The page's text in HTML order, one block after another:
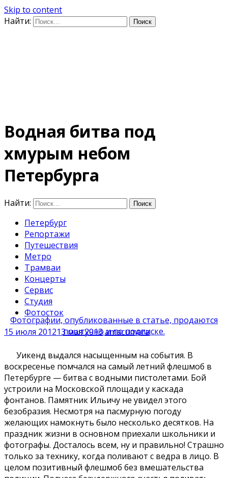
Skip to content
Найти:
Водная битва под
хмурым небом
Петербурга
Найти:
Петербург
Репортажи
Путешествия
Метро
Трамваи
Концерты
Сервис
Студия
Фотосток
15 июля 201213 мая 2013amacumara
Фотографии, опубликованные в статье, продаются
поштучно и по подписке.
Уикенд выдался насыщенным на события. В
воскресенье помчался на самый летний флешмоб в
Петербурге — битва с водными пистолетами. Бой
устроили на Московской площади у каскада
фонтанов. Памятник Ильичу не увидел этого
безобразия. Несмотря на пасмурную погоду
желающих намокнуть было несколько десятков. На
праздник жизни в основном приехали школьники и
фотографы. Досталось всем, ну и правильно! Страшно
только за технику, когда поливают с ведра в лицо. В
целом позитивный флешмоб без вмешательства